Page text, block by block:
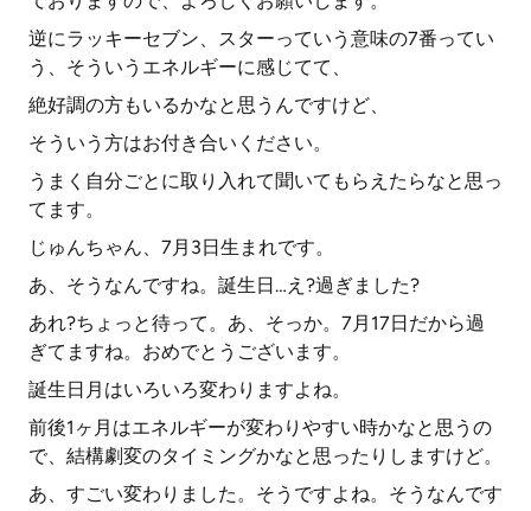
逆にラッキーセブン、スターっていう意味の7番ってい
う、そういうエネルギーに感じてて、
絶好調の方もいるかなと思うんですけど、
そういう方はお付き合いください。
うまく自分ごとに取り入れて聞いてもらえたらなと思っ
てます。
じゅんちゃん、7月3日生まれです。
あ、そうなんですね。誕生日…え?過ぎました?
あれ?ちょっと待って。あ、そっか。7月17日だから過
ぎてますね。おめでとうございます。
誕生日月はいろいろ変わりますよね。
前後1ヶ月はエネルギーが変わりやすい時かなと思うの
で、結構劇変のタイミングかなと思ったりしますけど。
あ、すごい変わりました。そうですよね。そうなんです